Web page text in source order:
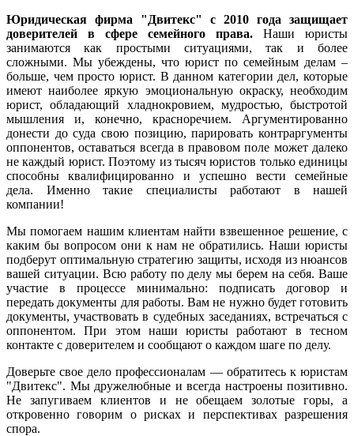
Юридическая фирма "Двитекс" с 2010 года защищает
доверителей в сфере семейного права. Наши юристы
занимаются как простыми ситуациями, так и более
сложными. Мы убеждены, что юрист по семейным делам –
больше, чем просто юрист. В данном категории дел, которые
имеют наиболее яркую эмоциональную окраску, необходим
юрист, обладающий хладнокровием, мудростью, быстротой
мышления и, конечно, красноречием. Аргументированно
донести до суда свою позицию, парировать контраргументы
оппонентов, оставаться всегда в правовом поле может далеко
не каждый юрист. Поэтому из тысяч юристов только единицы
способны квалифицированно и успешно вести семейные
дела. Именно такие специалисты работают в нашей
компании!
Мы помогаем нашим клиентам найти взвешенное решение, с
каким бы вопросом они к нам не обратились. Наши юристы
подберут оптимальную стратегию защиты, исходя из нюансов
вашей ситуации. Всю работу по делу мы берем на себя. Ваше
участие в процессе минимально: подписать договор и
передать документы для работы. Вам не нужно будет готовить
документы, участвовать в судебных заседаниях, встречаться с
оппонентом. При этом наши юристы работают в тесном
контакте с доверителем и сообщают о каждом шаге по делу.
Доверьте свое дело профессионалам — обратитесь к юристам
"Двитекс". Мы дружелюбные и всегда настроены позитивно.
Не запугиваем клиентов и не обещаем золотые горы, а
откровенно говорим о рисках и перспективах разрешения
спора.